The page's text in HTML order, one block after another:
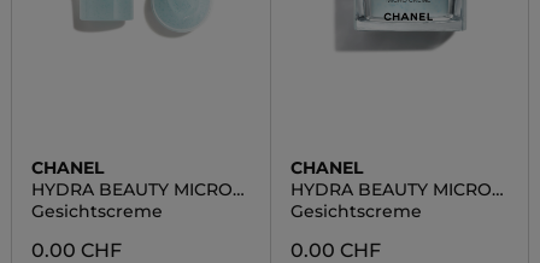
CHANEL
HYDRA BEAUTY MICRO
GEL CR�ME REFILL
Gesichtscreme
0.00 CHF
CHANEL
HYDRA BEAUTY MICRO
CR�ME
Gesichtscreme
0.00 CHF